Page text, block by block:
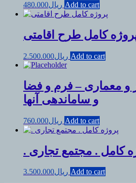
ریال480.000 Add to cart
کامل طرح اقامتی
ریال2.500.000 Add to cart
و معماری – فرم و فضا
و ساماندهی آنها
ریال760.000 Add to cart
کامل . مجتمع تجاری
ریال3.500.000
Add to cart